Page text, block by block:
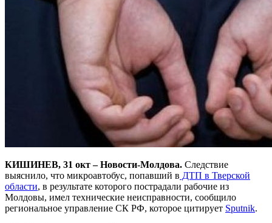
КИШИНЕВ, 31 окт – Новости-Молдова. Следствие
выяснило, что микроавтобус, попавший в ДТП в Тверской
области, в результате которого пострадали рабочие из
Молдовы, имел технические неисправности, сообщило
региональное управление СК РФ, которое цитирует Sputnik.